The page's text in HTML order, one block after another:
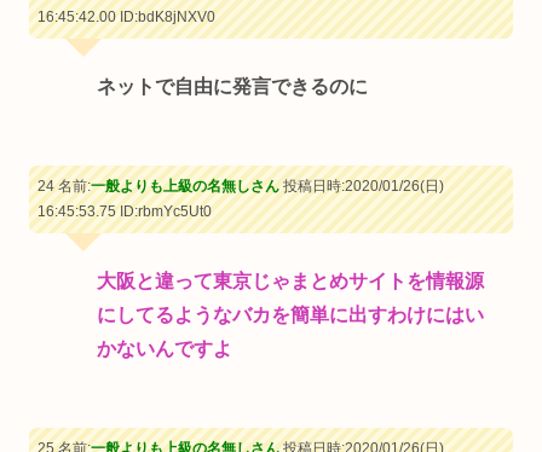
16:45:42.00ID:bdK8jNXV0
ネットで自由に発言できるのに
24 名前:一般よりも上級の名無しさん投稿日時:2020/01/26(日)
16:45:53.75ID:rbmYc5Ut0
大阪と違って東京じゃまとめサイトを情報源
にしてるようなバカを簡単に出すわけにはい
かないんですよ
25 名前:一般よりも上級の名無しさん投稿日時:2020/01/26(日)